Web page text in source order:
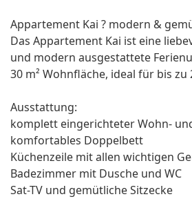
Appartement Kai ? modern &
Das Appartement Kai ist eine
und modern ausgestattete
30 m² Wohnfläche, ideal für bis zu
Ausstattung:
komplett eingerichteter Wohn-
komfortables Doppelbett
Küchenzeile mit allen wichtigen
Badezimmer mit Dusche und WC
Sat-TV und gemütliche Sitzecke